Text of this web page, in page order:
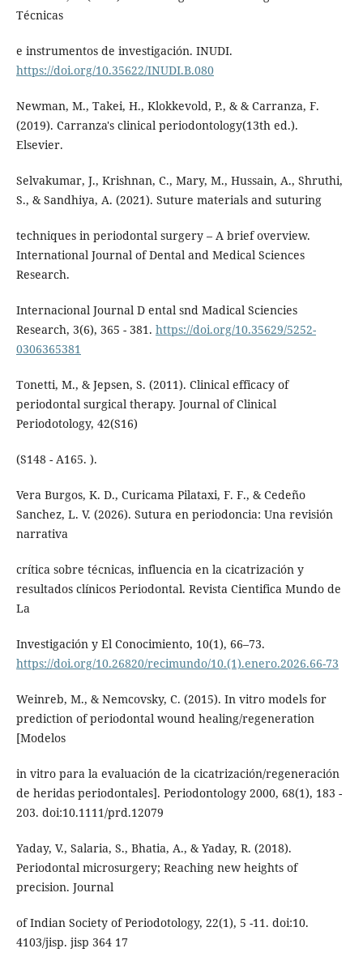
Técnicas
e instrumentos de investigación. INUDI.
https://doi.org/10.35622/INUDI.B.080
Newman, M., Takei, H., Klokkevold, P., & & Carranza, F.
(2019). Carranza's clinical periodontology(13th ed.).
Elsevier.
Selvakumar, J., Krishnan, C., Mary, M., Hussain, A., Shruthi,
S., & Sandhiya, A. (2021). Suture materials and suturing
techniques in periodontal surgery – A brief overview.
International Journal of Dental and Medical Sciences
Research.
Internacional Journal D ental snd Madical Sciencies
Research, 3(6), 365 - 381. https://doi.org/10.35629/5252-
0306365381
Tonetti, M., & Jepsen, S. (2011). Clinical efficacy of
periodontal surgical therapy. Journal of Clinical
Periodotology, 42(S16)
(S148 - A165. ).
Vera Burgos, K. D., Curicama Pilataxi, F. F., & Cedeño
Sanchez, L. V. (2026). Sutura en periodoncia: Una revisión
narrativa
crítica sobre técnicas, influencia en la cicatrización y
resultados clínicos Periodontal. Revista Cientifica Mundo de
La
Investigación y El Conocimiento, 10(1), 66–73.
https://doi.org/10.26820/recimundo/10.(1).enero.2026.66-73
Weinreb, M., & Nemcovsky, C. (2015). In vitro models for
prediction of periodontal wound healing/regeneration
[Modelos
in vitro para la evaluación de la cicatrización/regeneración
de heridas periodontales]. Periodontology 2000, 68(1), 183 -
203. doi:10.1111/prd.12079
Yaday, V., Salaria, S., Bhatia, A., & Yaday, R. (2018).
Periodontal microsurgery; Reaching new heights of
precision. Journal
of Indian Society of Periodotology, 22(1), 5 -11. doi:10.
4103/jisp. jisp 364 17